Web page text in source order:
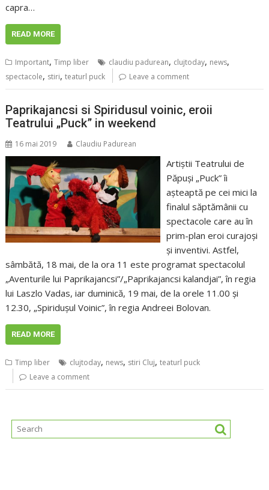
capra…
READ MORE
Important,Timp liber claudiu padurean, clujtoday, news,
spectacole, stiri,teaturl puck Leave a comment
Paprikajancsi si Spiridusul voinic, eroii
Teatrului „Puck” in weekend
16 mai 2019 Claudiu Padurean
Artiştii Teatrului de
Păpuşi „Puck” îi
aşteaptă pe cei mici la
finalul săptămânii cu
spectacole care au în
prim-plan eroi curajoşi
şi inventivi. Astfel,
sâmbătă, 18 mai, de la ora 11 este programat spectacolul
„Aventurile lui Paprikajancsi”/„Paprikajancsi kalandjai”, în regia
lui Laszlo Vadas, iar duminică, 19 mai, de la orele 11.00 şi
12.30, „Spiriduşul Voinic”, în regia Andreei Bolovan.
READ MORE
Timp liber clujtoday, news, stiri Cluj,teaturl puck
Leave a comment